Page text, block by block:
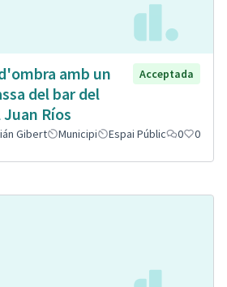
amb un
del bar del
Ríos
Acceptada
Gibert Municipi Espai Públic 0 0